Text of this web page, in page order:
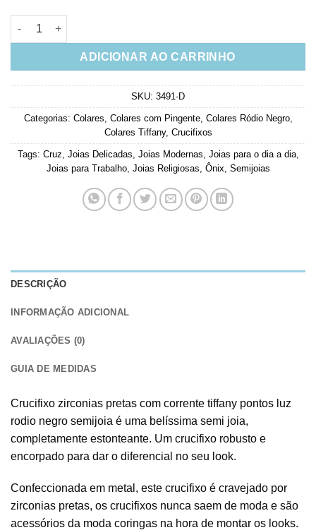
Crucifixo Zirconias Pretas Com Corrente Tiffany Pontos Luz
ADICIONAR AO CARRINHO
SKU: 3491-D
Categorias: Colares Colares com Pingente, Colares Ródio Negro,
Colares Tiffany, Crucifixos
Tags: Cruz Joias Delicadas Joias Modernas Joias para o dia a dia,
Joias para Trabalho, Joias Religiosas Ônix Semijoias
DESCRIÇÃO
INFORMAÇÃO ADICIONAL
AVALIAÇÕES (0)
GUIA DE MEDIDAS
Crucifixo zirconias pretas com corrente tiffany pontos luz
rodio negro semijoia é uma belíssima semi joia,
completamente estonteante. Um crucifixo robusto e
encorpado para dar o diferencial no seu look.
Confeccionada em metal, este crucifixo é cravejado por
zirconias pretas, os crucifixos nunca saem de moda e são
acessórios da moda coringas na hora de montar os looks.